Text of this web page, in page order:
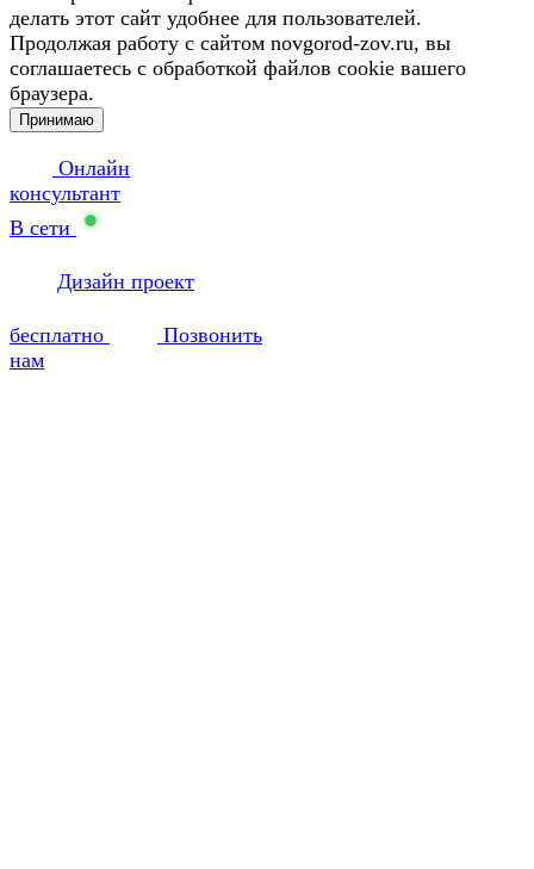
делать этот сайт удобнее для пользователей.
Продолжая работу с сайтом novgorod-zov.ru, вы
соглашаетесь с обработкой файлов cookie вашего
браузера.
Принимаю
Онлайн
консультант
В сети
Дизайн проект
бесплатно
Позвонить
нам